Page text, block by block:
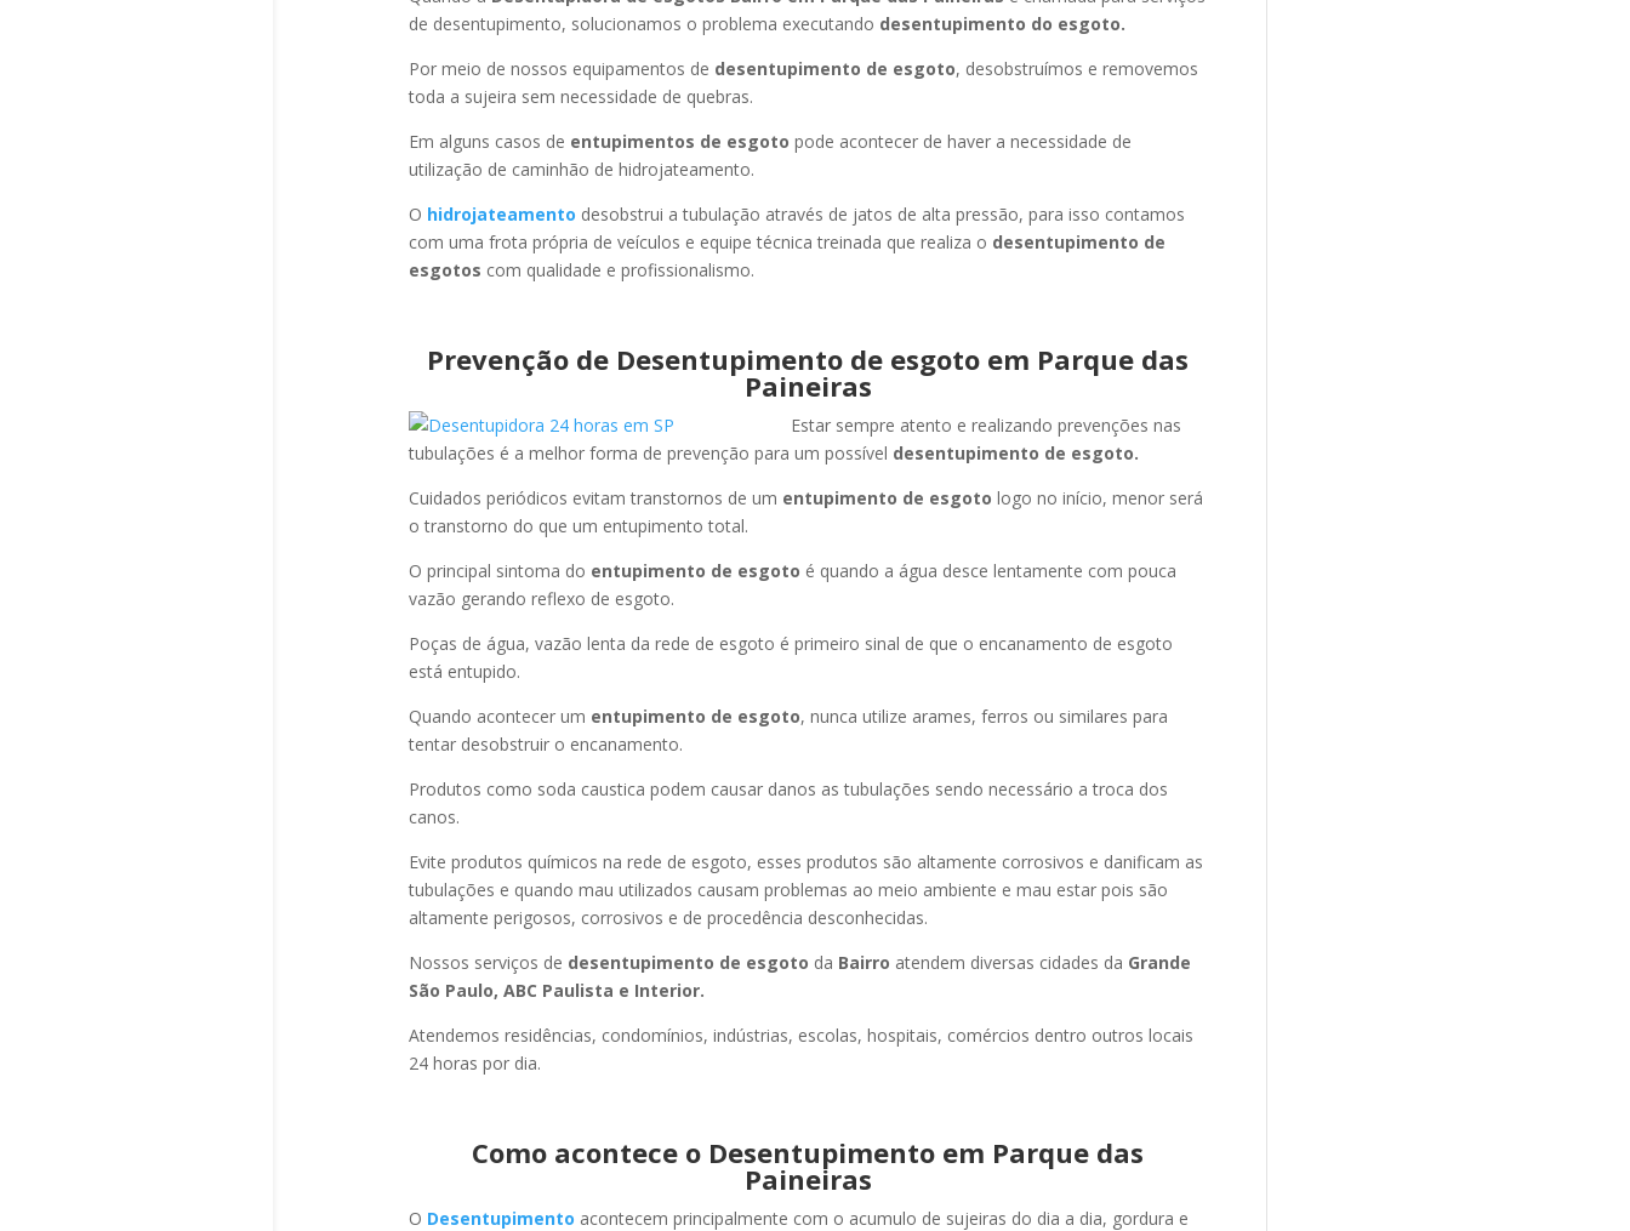
de desentupimento, solucionamos o problema executando desentupimento do esgoto.
Por meio de nossos equipamentos de desentupimento de esgoto, desobstruímos e removemos
toda a sujeira sem necessidade de quebras.
Em alguns casos de entupimentos de esgoto pode acontecer de haver a necessidade de
utilização de caminhão de hidrojateamento.
O hidrojateamento desobstrui a tubulação através de jatos de alta pressão, para isso contamos
com uma frota própria de veículos e equipe técnica treinada que realiza o desentupimento de
esgotos com qualidade e profissionalismo.
Prevenção de Desentupimento de esgoto em Parque das
Paineiras
Estar sempre atento e realizando prevenções nas
tubulações é a melhor forma de prevenção para um possível desentupimento de esgoto.
Cuidados periódicos evitam transtornos de um entupimento de esgoto logo no início, menor será
o transtorno do que um entupimento total.
O principal sintoma do entupimento de esgoto é quando a água desce lentamente com pouca
vazão gerando reflexo de esgoto.
Poças de água, vazão lenta da rede de esgoto é primeiro sinal de que o encanamento de esgoto
está entupido.
Quando acontecer um entupimento de esgoto, nunca utilize arames, ferros ou similares para
tentar desobstruir o encanamento.
Produtos como soda caustica podem causar danos as tubulações sendo necessário a troca dos
canos.
Evite produtos químicos na rede de esgoto, esses produtos são altamente corrosivos e danificam as
tubulações e quando mau utilizados causam problemas ao meio ambiente e mau estar pois são
altamente perigosos, corrosivos e de procedência desconhecidas.
Nossos serviços de desentupimento de esgoto da Bairro atendem diversas cidades da Grande
São Paulo, ABC Paulista e Interior.
Atendemos residências, condomínios, indústrias, escolas, hospitais, comércios dentro outros locais
24 horas por dia.
Como acontece o Desentupimento em Parque das
Paineiras
O Desentupimento acontecem principalmente com o acumulo de sujeiras do dia a dia, gordura e